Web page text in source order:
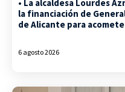
• La alcaldesa Lourdes
la financiación de
de Alicante para
6 agosto 2026